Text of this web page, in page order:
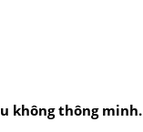
không thông minh.